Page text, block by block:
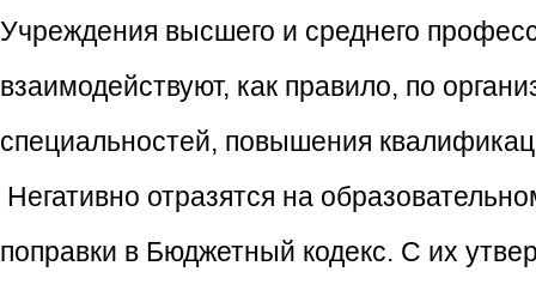
Учреждения высшего и среднего
взаимодействуют, как правило, по
специальностей, повышения
Негативно отразятся на
поправки в Бюджетный кодекс. С их